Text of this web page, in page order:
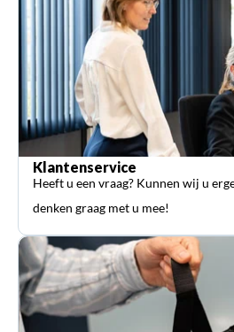
Klantenservice
Heeft u een vraag? Kunnen wij u
denken graag met u mee!